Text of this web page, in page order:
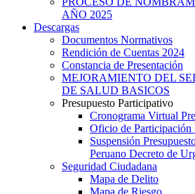
AÑO 2025
Descargas
Documentos Normativos
Rendición de Cuentas 2024
Constancia de Presentación
MEJORAMIENTO DEL
DE SALUD BASICOS
Presupuesto Participativo
Cronograma Virtual
Oficio de Participación
Suspensión
Peruano Decreto de
Seguridad Ciudadana
Mapa de Delito
Mapa de Riesgo